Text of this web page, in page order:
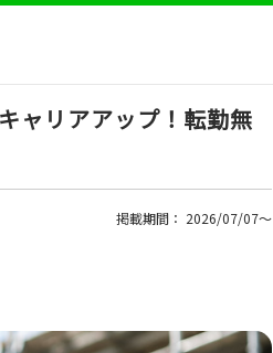
ャリアアップ！転勤無
掲載期間： 2026/07/07〜